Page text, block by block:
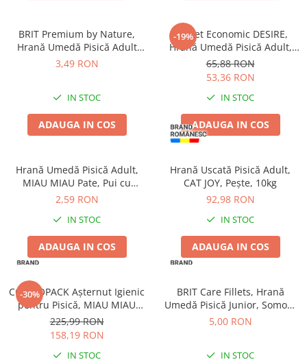
BRIT Premium by Nature,
Hrană Umedă Pisică Adult
Sterilizată, Pui în Sos, 100g
3,49 RON
IN STOC
ADAUGA IN COS
-19%
Pachet Economic DESIRE,
Hrană Umedă Pisică Adult,
Ton File și Creveți în Supă,
12x70g
65,88 RON
53,36 RON
IN STOC
ADAUGA IN COS
Hrană Umedă Pisică Adult,
MIAU MIAU Pate, Pui cu
Topping de Lapte, 100g
2,59 RON
IN STOC
ADAUGA IN COS
Hrană Uscată Pisică Adult,
CAT JOY, Pește, 10kg
92,98 RON
IN STOC
ADAUGA IN COS
-30%
COMBOPACK Așternut Igienic
pentru Pisică, MIAU MIAU
Tofu, Toate Sortimentele, 43L
225,99 RON
158,19 RON
IN STOC
BRIT Care Fillets, Hrană
Umedă Pisică Junior, Somon,
85g
5,00 RON
IN STOC